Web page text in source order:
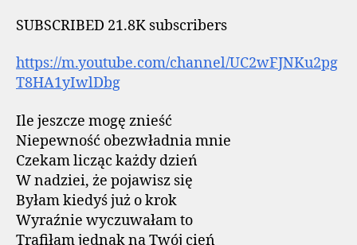
SUBSCRIBED 21.8K subscribers
https://m.youtube.com/channel/UC2wFJNKu2pg
T8HA1yIwlDbg
Ile jeszcze mogę znieść
Niepewność obezwładnia mnie
Czekam licząc każdy dzień
W nadziei, że pojawisz się
Byłam kiedyś już o krok
Wyraźnie wyczuwałam to
Trafiłam jednak na Twój cień